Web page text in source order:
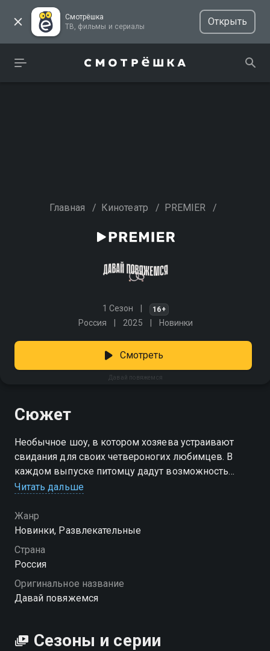
Смотрёшка
ТВ, фильмы и сериалы
Открыть
Главная / Кинотеатр / PREMIER /
1 Сезон 16+
Россия 2025 Новинки
Давай повяжемся
Смотреть
Сюжет
Необычное шоу, в котором хозяева устраивают
свидания для своих четвероногих любимцев. В
каждом выпуске питомцу дадут возможность
самостоятельно выбрать одного из трех кандидатов.
«женихам» предстоит показать свои таланты:
станцевать, выполнить различные команды и
трюки и даже спеть! Помогать собакам и их
хозяевам сделать правильный выбор будут
Читать дальше
Жанр
Новинки, Развлекательные
Страна
Россия
Оригинальное название
Давай повяжемся
Сезоны и серии